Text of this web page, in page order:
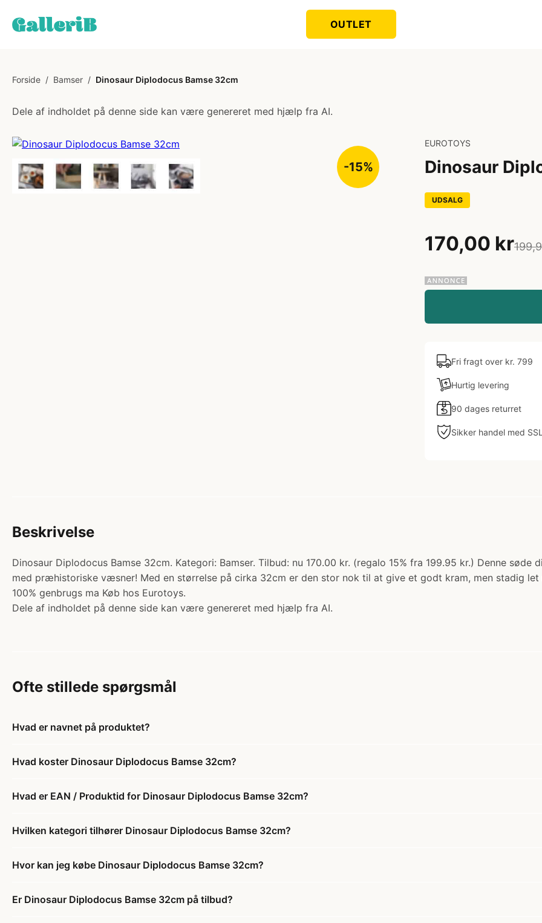
OUTLET
Forside / Bamser / Dinosaur Diplodocus Bamse 32cm
Dele af indholdet på denne side kan være genereret med hjælp fra AI.
-15%
EUROTOYS
Dinosaur
UDSALG
170,00 kr
Fri fragt over kr. 799
Hurtig levering
90 dages returret
Sikker handel med SSL
Beskrivelse
Dinosaur Diplodocus Bamse 32cm. Kategori: Bamser. Tilbud: nu 170.00 kr. (regalo 15% fra 199.95 kr.) Denne
med præhistoriske væsner! Med en størrelse på cirka 32cm er den stor nok til at give et godt kram, men stadig
100% genbrugs ma Køb hos Eurotoys.
Dele af indholdet på denne side kan være genereret med hjælp fra AI.
Ofte stillede spørgsmål
Hvad er navnet på produktet?
Hvad koster Dinosaur Diplodocus Bamse 32cm?
Hvad er EAN / Produktid for Dinosaur Diplodocus Bamse 32cm?
Hvilken kategori tilhører Dinosaur Diplodocus Bamse 32cm?
Hvor kan jeg købe Dinosaur Diplodocus Bamse 32cm?
Er Dinosaur Diplodocus Bamse 32cm på tilbud?